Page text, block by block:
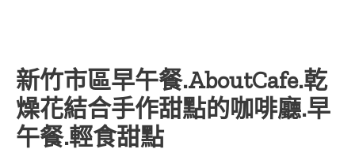
新竹市區早午餐.AboutCafe.乾
燥花結合手作甜點的咖啡廳.早
午餐.輕食甜點